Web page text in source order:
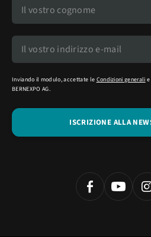
Inviando il modulo, accettate le Condizioni generali e
BERNEXPO AG.